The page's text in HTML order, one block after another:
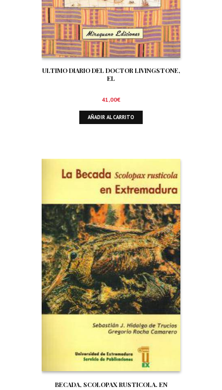
ULTIMO DIARIO DEL DOCTOR LIVINGSTONE,
EL
41,00€
AÑADIR AL CARRITO
BECADA, SCOLOPAX RUSTICOLA. EN